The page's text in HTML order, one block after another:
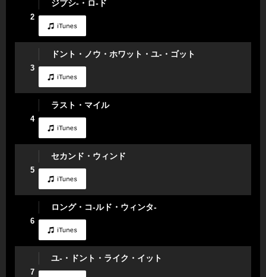
2
ジプシ-・ロ-ド
3
ドント・ノウ・ホワット・ユ-・ゴット
4
ラスト・マイル
5
セカンド・ウィンド
6
ロング・コ-ルド・ウィンタ-
7
ユ-・ドント・ライク・イット